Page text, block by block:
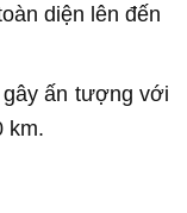
diện lên đến
gây ấn tượng với
km.